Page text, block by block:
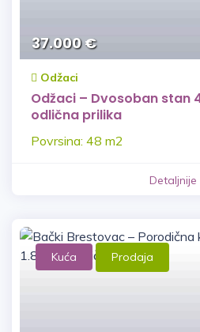
37.000 €
Odžaci
Odžaci – Dvosoban stan
odlična prilika
Povrsina: 48 m2
Detaljnije
Kuća Prodaja